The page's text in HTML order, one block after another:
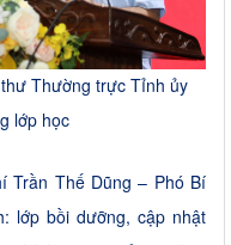
Thường trực Tỉnh ủy
lớp học
Trần Thế Dũng – Phó Bí
lớp bồi dưỡng, cập nhật